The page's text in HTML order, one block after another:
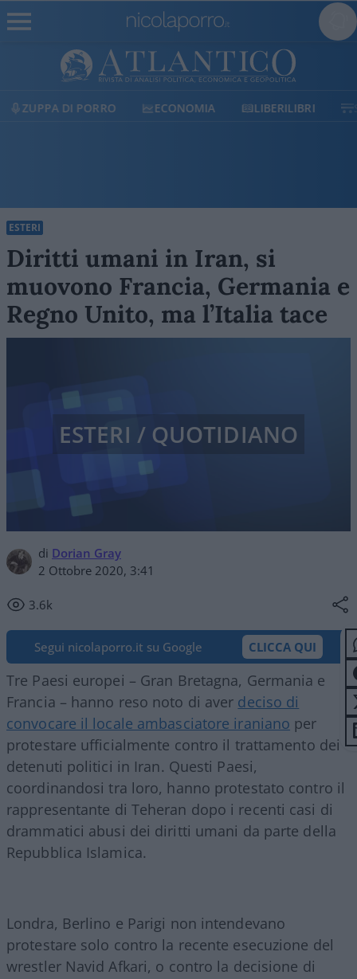
ECONOMIA LIBERILIBRI SHOP SOSTIENICI
ESTERI
Diritti umani in Iran, si
muovono Francia, Germania e
Regno Unito, ma l’Italia tace
di Dorian Gray
2 Ottobre 2020, 3:41
3.6k
ESTERI / QUOTIDIANO
Segui nicolaporro.it su Google CLICCA QUI
Tre Paesi europei – Gran Bretagna, Germania e
Francia – hanno reso noto di aver deciso di
convocare il locale ambasciatore iraniano per
protestare ufficialmente contro il trattamento dei
detenuti politici in Iran. Questi Paesi,
coordinandosi tra loro, hanno protestato contro il
rappresentante di Teheran dopo i recenti casi di
drammatici abusi dei diritti umani da parte della
Repubblica Islamica.
Londra, Berlino e Parigi non intendevano
protestare solo contro la recente esecuzione del
wrestler Navid Afkari, o contro la decisione di